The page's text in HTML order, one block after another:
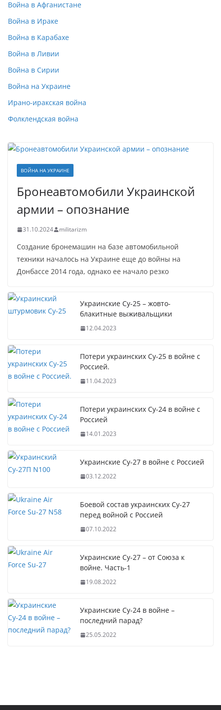
Война в Афганистане
Война в Ираке
Война в Карабахе
Война в Ливии
Война в Сирии
Война на Украине
Ирано-иракская война
Фолклендская война
ВОЙНА НА УКРАИНЕ
Бронеавтомобили Украинской
армии – опознание
31.10.2024 militarizm
Создание бронемашин на базе автомобильной
техники началось на Украине еще до войны на
Донбассе 2014 года, однако ее начало резко
Украинские Су-25 – жовто-
блакитные выживальщики
12.04.2023
Потери украинских Су-25 в войне с
Россией.
11.04.2023
Потери украинских Су-24 в войне с
Россией
14.01.2023
Украинские Су-27 в войне с Россией
03.12.2022
Боевой состав украинских Су-27
перед войной с Россией
07.10.2022
Украинские Су-27 – от Союза к
войне. Часть-1
19.08.2022
Украинские Су-24 в войне –
последний парад?
25.05.2022